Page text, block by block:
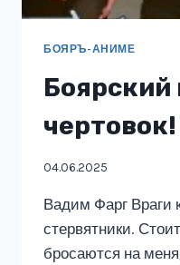
БОЯРЪ-АНИМЕ
Боярский
04.06.2025
Вадим Фарг Враги
стервятники.
бросаются на